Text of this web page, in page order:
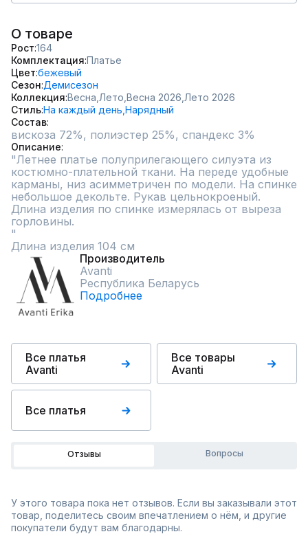
О товаре
Рост 164
Комплектация Платье
Цвет бежевый
Сезон Демисезон
Коллекция Весна, Лето, Весна 2026, Лето 2026
СтильНа каждый день, Нарядный
Состав
вискоза 72%, полиэстер 25%, спандекс 3%
Описание
"Летнее платье полуприлегающего силуэта из
костюмно-плательной ткани. На переде удобные
карманы, низ асимметричен по модели. На спинке
небольшое декольте. Рукав цельнокроеный.
Длина изделия по спинке измерялась от выреза
горловины.
"
Длина изделия 104 см
Производитель
Avanti
Республика Беларусь
Подробнее
Все платья
Avanti
Все товары
Avanti
Все платья
Отзывы Вопросы
У этого товара пока нет отзывов. Если вы заказывали этот
товар, поделитесь своим впечатлением о нём, и другие
покупатели будут вам благодарны.